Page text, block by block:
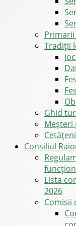
Primarii
Tradiții
Ghid
Meşteri
Consiliul
Lista
2026
Comisii